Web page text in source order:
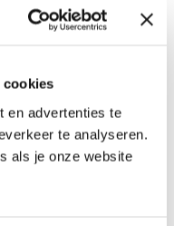
cookies
en advertenties te
te analyseren.
als je onze website
waardoor de
kunnen
uitmaken
de leefomgeving van
zullen dit continu
korte als op lange